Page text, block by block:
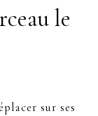
le
sur ses